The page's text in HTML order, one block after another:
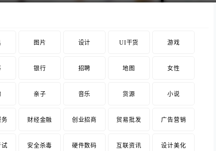
图片 设计 UI干货 游戏
银行 招聘 地图 女性
亲子 音乐 货源 小说
务 财经金融 创业招商 贸易批发 广告营销
试 安全杀毒 硬件数码 互联资讯 设计美化